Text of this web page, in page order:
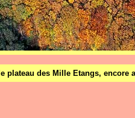
le plateau des Mille Etangs,